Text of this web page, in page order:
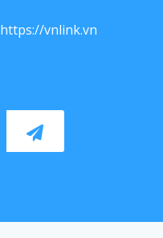
https://vnlink.vn